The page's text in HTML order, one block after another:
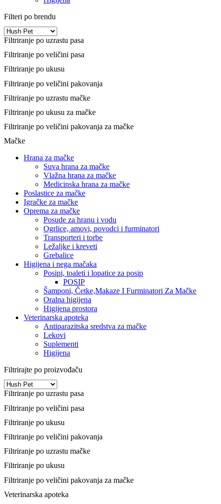
Filteri po brendu
Filtriranje po uzrastu pasa
Filtriranje po veličini pasa
Filtriranje po ukusu
Filtriranje po veličini pakovanja
Filtriranje po uzrastu mačke
Filtriranje po ukusu za mačke
Filtriranje po veličini pakovanja za mačke
Mačke
Hrana za mačke
Suva hrana za mačke
Vlažna hrana za mačke
Medicinska hrana za mačke
Poslastice za mačke
Igračke za mačke
Oprema za mačke
Posude za hranu i vodu
Ogrlice, amovi, povodci i furminatori
Transporteri i torbe
Ležaljke i kreveti
Grebalice
Higijena i nega mačaka
Posipi, toaleti i lopatice za posip
POSIP
Šamponi, Četke,Makaze I Furminatori Za Mačke
Oralna higijena
Higijena prostora
Veterinarska apoteka
Antiparazitska sredstva za mačke
Lekovi
Suplementi
Higijena
Filtrirajte po proizvođaču
Filtriranje po uzrastu pasa
Filtriranje po veličini pasa
Filtriranje po ukusu
Filtriranje po veličini pakovanja
Filtriranje po uzrastu mačke
Filtriranje po ukusu
Filtriranje po veličini pakovanja za mačke
Veterinarska apoteka